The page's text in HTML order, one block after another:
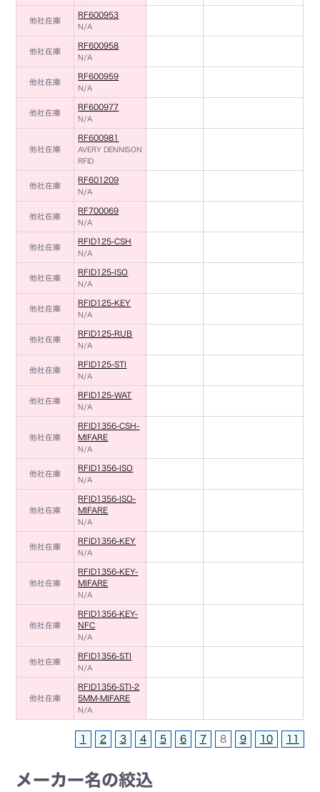
他社在庫
RF600953
N/A
他社在庫
RF600958
N/A
他社在庫
RF600959
N/A
他社在庫
RF600977
N/A
他社在庫
RF600981
AVERY DENNISON
RFID
他社在庫
RF601209
N/A
他社在庫
RF700069
N/A
他社在庫
RFID125-CSH
N/A
他社在庫
RFID125-ISO
N/A
他社在庫
RFID125-KEY
N/A
他社在庫
RFID125-RUB
N/A
他社在庫
RFID125-STI
N/A
他社在庫
RFID125-WAT
N/A
他社在庫
RFID1356-CSH-
MIFARE
N/A
他社在庫
RFID1356-ISO
N/A
他社在庫
RFID1356-ISO-
MIFARE
N/A
他社在庫
RFID1356-KEY
N/A
他社在庫
RFID1356-KEY-
MIFARE
N/A
他社在庫
RFID1356-KEY-
NFC
N/A
他社在庫
RFID1356-STI
N/A
他社在庫
RFID1356-STI-2
5MM-MIFARE
N/A
1 2 3 4 5 6 7 8 9 10 11
メーカー名の絞込